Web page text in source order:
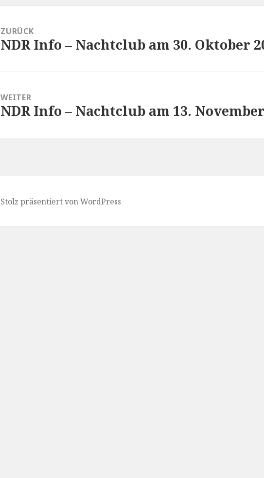
ZURÜCK
Vorheriger
NDR Info – Nachtclub am 30. Oktober
WEITER
Nächster
NDR Info – Nachtclub am 13.
Stolz präsentiert von WordPress